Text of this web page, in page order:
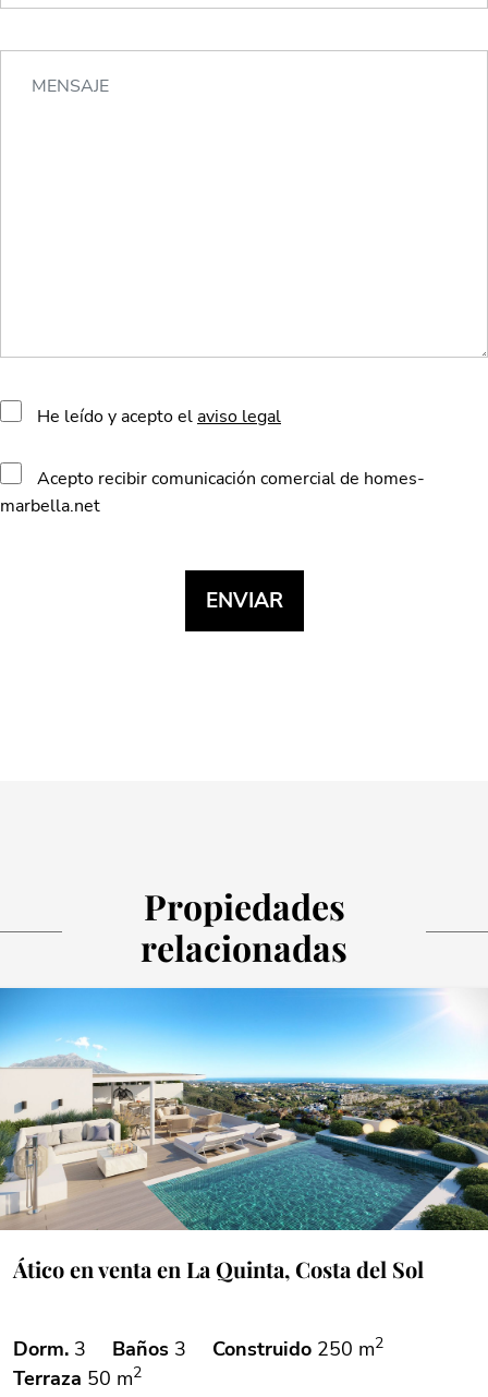
He leído y acepto elaviso legal
Acepto recibir comunicación comercial de homes-
marbella.net
Propiedades
relacionadas
Ático en venta en La Quinta, Costa del Sol
Dorm. 3 Baños 3 Construido 250 m2
Terraza 50 m2